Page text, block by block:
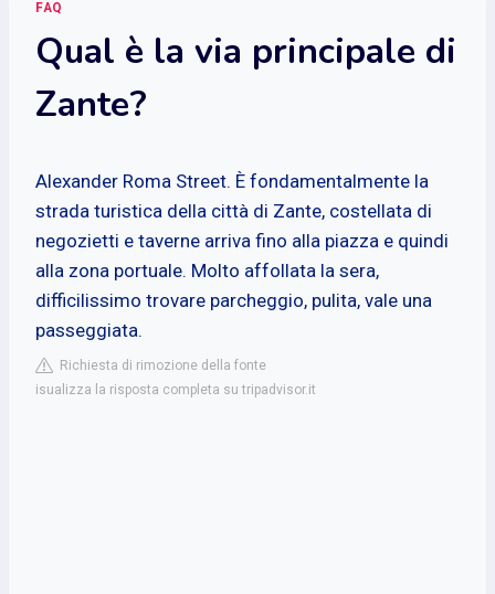
FAQ
Qual è la via principale di
Zante?
Alexander Roma Street. È fondamentalmente la
strada turistica della città di Zante, costellata di
negozietti e taverne arriva fino alla piazza e quindi
alla zona portuale. Molto affollata la sera,
difficilissimo trovare parcheggio, pulita, vale una
passeggiata.
Richiesta di rimozione della fonte
isualizza la risposta completa su tripadvisor.it